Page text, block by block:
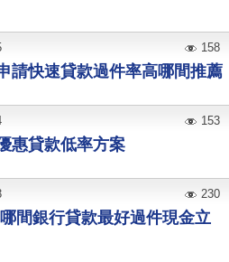
請快速貸款過件率高哪間推薦
158
惠貸款低率方案
153
間銀行貸款最好過件現金立
230